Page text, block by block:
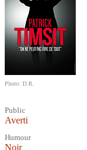
Photo: D.R.
Public
Averti
Humour
Noir